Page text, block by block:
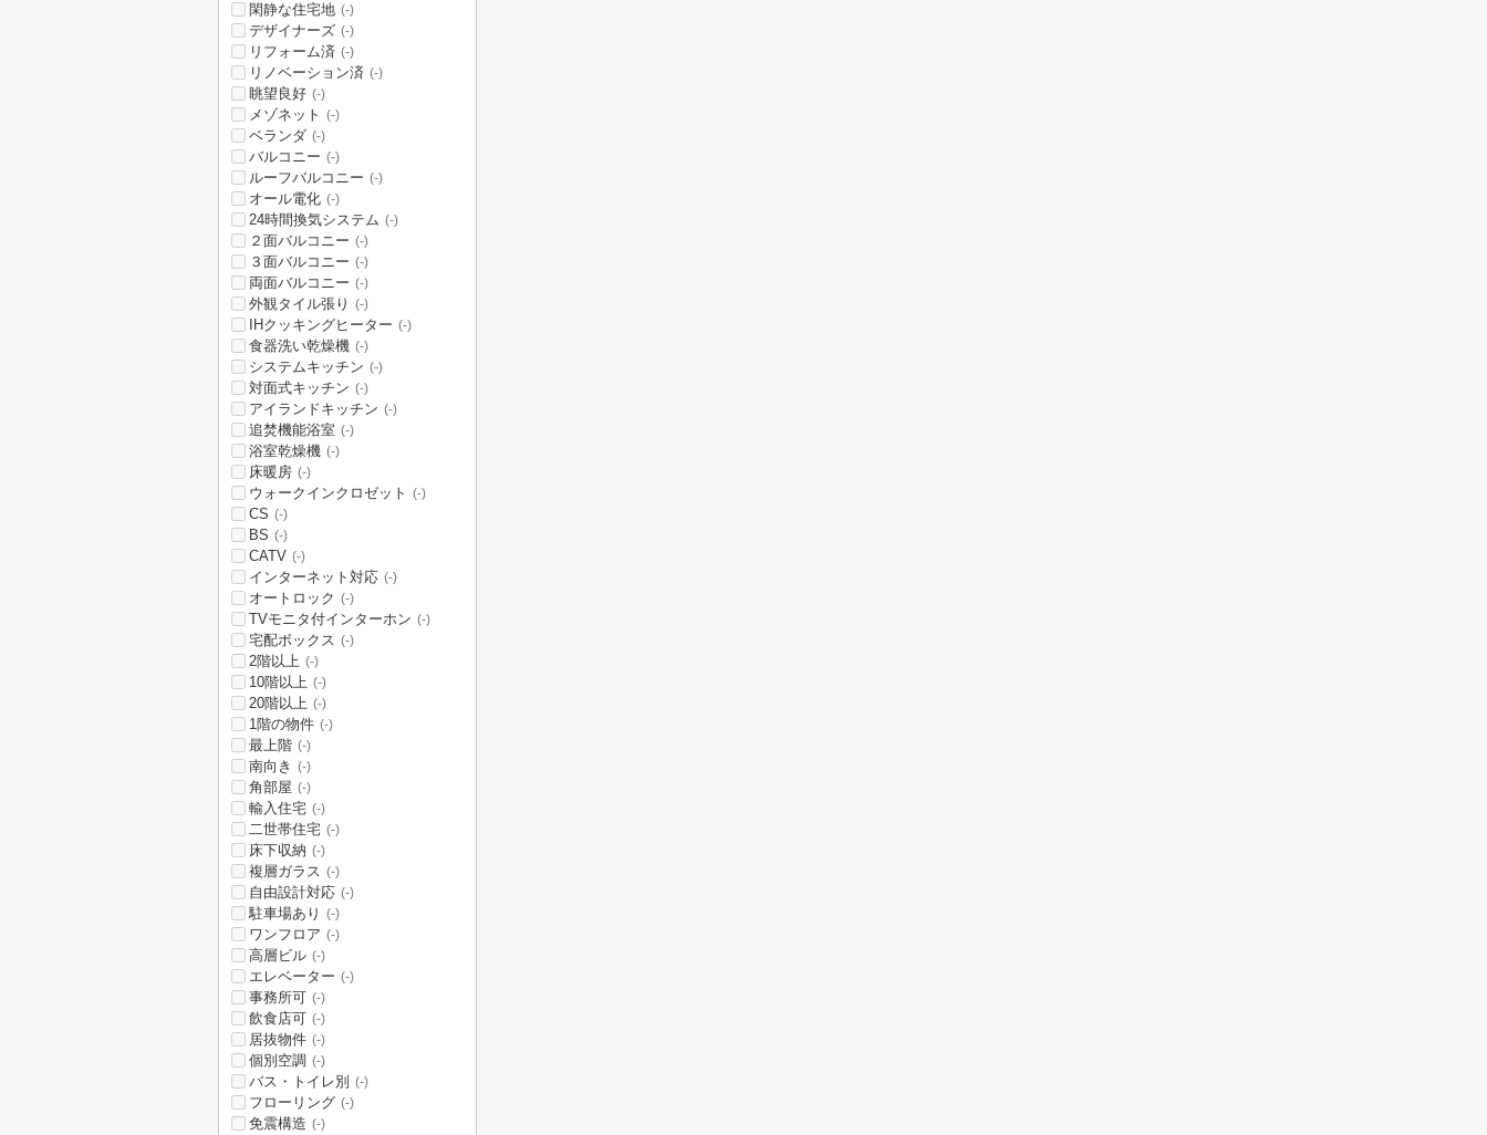
閑静な住宅地 (-)
デザイナーズ (-)
リフォーム済 (-)
リノベーション済 (-)
眺望良好 (-)
メゾネット (-)
ベランダ (-)
バルコニー (-)
ルーフバルコニー (-)
オール電化 (-)
24時間換気システム (-)
２面バルコニー (-)
３面バルコニー (-)
両面バルコニー (-)
外観タイル張り (-)
IHクッキングヒーター (-)
食器洗い乾燥機 (-)
システムキッチン (-)
対面式キッチン (-)
アイランドキッチン (-)
追焚機能浴室 (-)
浴室乾燥機 (-)
床暖房 (-)
ウォークインクロゼット (-)
CS (-)
BS (-)
CATV (-)
インターネット対応 (-)
オートロック (-)
TVモニタ付インターホン (-)
宅配ボックス (-)
2階以上 (-)
10階以上 (-)
20階以上 (-)
1階の物件 (-)
最上階 (-)
南向き (-)
角部屋 (-)
輸入住宅 (-)
二世帯住宅 (-)
床下収納 (-)
複層ガラス (-)
自由設計対応 (-)
駐車場あり (-)
ワンフロア (-)
高層ビル (-)
エレベーター (-)
事務所可 (-)
飲食店可 (-)
居抜物件 (-)
個別空調 (-)
バス・トイレ別 (-)
フローリング (-)
免震構造 (-)